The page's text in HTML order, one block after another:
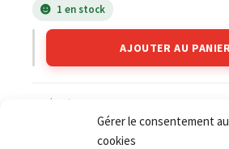
Gérer le consentement
cookies
1 en stock
AJOUTER AU
Catégories :